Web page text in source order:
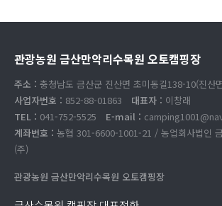
관광농원 금산만악리수목원 오토캠핑장
주소 : 충청남도 금산군 진산면 초미동길138-10(진산
사업자번호 : 852-88-01863 대표자 : 이창래
TEL : 041-752-5525 E-mail :
계좌번호 : 농협 301-6600-1001-21 / 농업회사법인
(주)
관광농원 금산만악리수목원 오토캠핑장